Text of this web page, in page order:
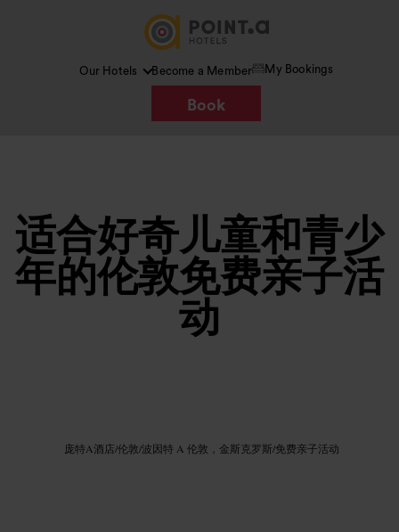
Our Hotels Become a Member My Bookings
Book
适合好奇儿童和青少
年的伦敦免费亲子活
动
庞特A酒店/伦敦/波因特 A 伦敦，金斯克罗斯/免费亲子活动